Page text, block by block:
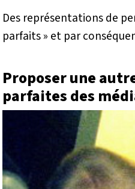
Des représentations de
parfaits» et par
Proposer une
parfaites des